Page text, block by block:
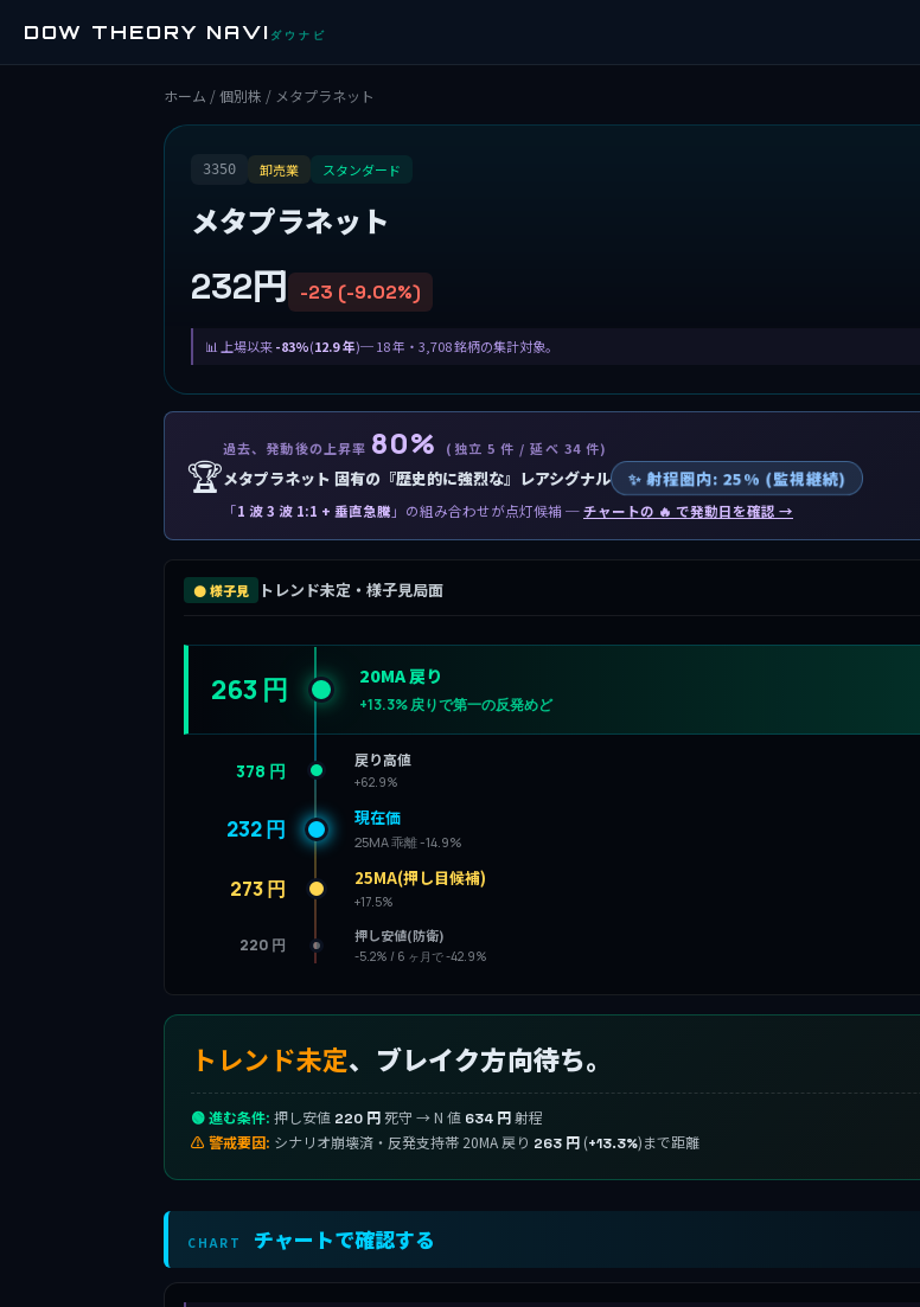
DOW THEORY NAVI ダウナビ
ホーム /個別株 / メタプラネット
3350 卸売業 スタンダード
メタプラネット
232円 -23 (-9.02%)
上場以来-83%(12.9 年)─ 18 年・3,708 銘柄の集計対象。
🏆
過去、発動後の上昇率 80% (独立 5 件 / 延べ 34 件)
メタプラネット 固有の『歴史的に強烈な』レアシグナル ✨ 射程圏内: 25% (監視継続)
「1 波 3 波 1:1 + 垂直急騰 」の組み合わせが点灯候補 ─チャートの 🔥 で発動日を確認 →
⚫ 様子見 トレンド未定・様子見局面
263 円 20MA 戻り
+13.3% 戻りで第一の反発めど
378 円 戻り高値
+62.9%
232 円 現在価
25MA 乖離 -14.9%
273 円 25MA(押し目候補)
+17.5%
220 円 押し安値(防衛)
-5.2% / 6 ヶ月で -42.9%
トレンド未定、ブレイク方向待ち。
🟢 進む条件: 押し安値 220 円 死守 → N 値 634 円 射程
⚠ 警戒要因: シナリオ崩壊済・反発支持帯 20MA 戻り 263 円 (+13.3%)まで距離
CHART チャートで確認する